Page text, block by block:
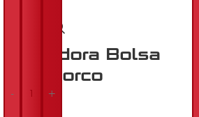
Afeitadora Bolsa
Gris Dorco
- +